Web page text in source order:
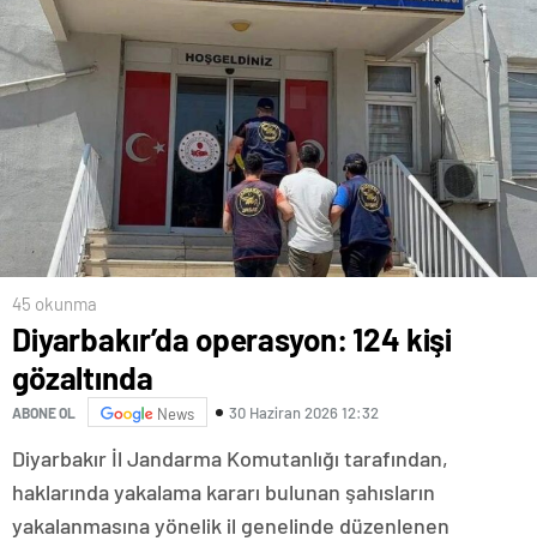
45 okunma
Diyarbakır’da operasyon: 124 kişi
gözaltında
ABONE OL News 30 Haziran 2026 12:32
Diyarbakır İl Jandarma Komutanlığı tarafından,
haklarında yakalama kararı bulunan şahısların
yakalanmasına yönelik il genelinde düzenlenen